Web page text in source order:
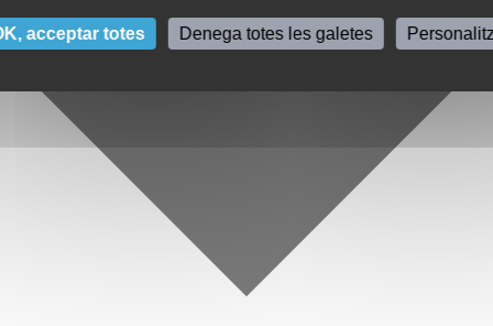
acceptar totes Denega totes les galetes